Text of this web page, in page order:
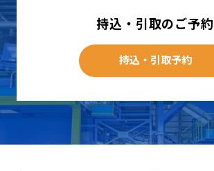
持込・引取のご予約
持込・引取予約